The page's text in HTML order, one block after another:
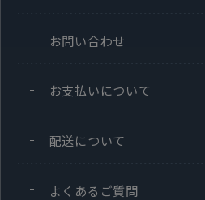
お問い合わせ
お支払いについて
配送について
よくあるご質問